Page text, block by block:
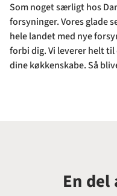
Som noget særligt hos
forsyninger. Vores glade
hele landet med nye
forbi dig. Vi leverer helt
dine køkkenskabe. Så
En del